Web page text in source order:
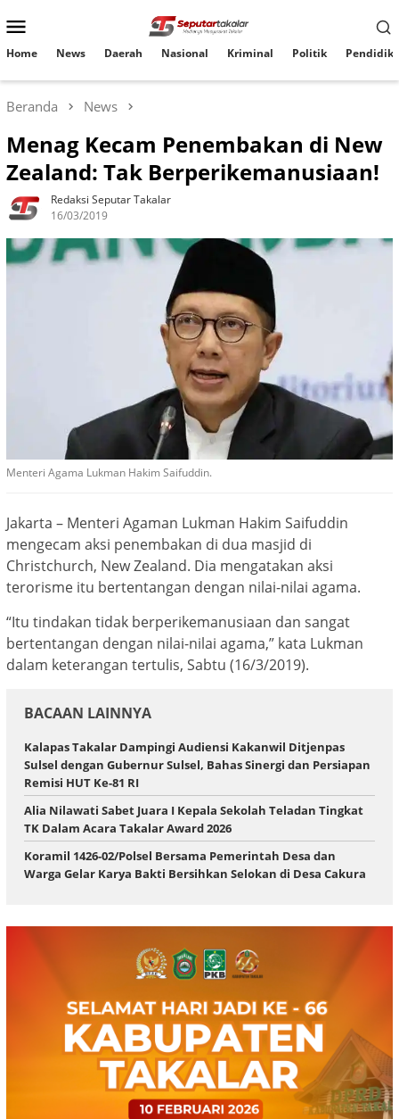
ke
Mobile
Home News Daerah Nasional Kriminal Politik
Beranda News
Menag Kecam Penembakan di New
Zealand: Tak Berperikemanusiaan!
Redaksi Seputar Takalar
16/03/2019
Menteri Agama Lukman Hakim Saifuddin.
Jakarta – Menteri Agaman Lukman Hakim Saifuddin
mengecam aksi penembakan di dua masjid di
Christchurch, New Zealand. Dia mengatakan aksi
terorisme itu bertentangan dengan nilai-nilai agama.
“Itu tindakan tidak berperikemanusiaan dan sangat
bertentangan dengan nilai-nilai agama,” kata Lukman
dalam keterangan tertulis, Sabtu (16/3/2019).
BACAAN LAINNYA
Kalapas Takalar Dampingi Audiensi Kakanwil Ditjenpas
Sulsel dengan Gubernur Sulsel, Bahas Sinergi dan Persiapan
Remisi HUT Ke-81 RI
Alia Nilawati Sabet Juara I Kepala Sekolah Teladan Tingkat
TK Dalam Acara Takalar Award 2026
Koramil 1426-02/Polsel Bersama Pemerintah Desa dan
Warga Gelar Karya Bakti Bersihkan Selokan di Desa Cakura